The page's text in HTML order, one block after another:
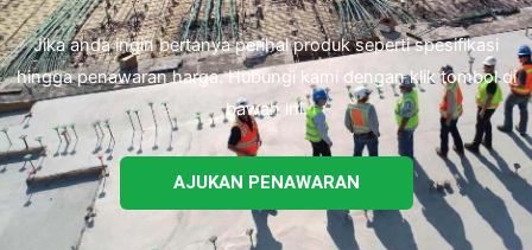
Jika anda ingin bertanya perihal produk seperti spesifikasi
hingga penawaran harga. Hubungi kami dengan klik tombol di
bawah ini.
AJUKAN PENAWARAN